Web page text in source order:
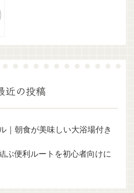
近の投稿
｜朝食が美味しい大浴場付き
ぶ便利ルートを初心者向けに